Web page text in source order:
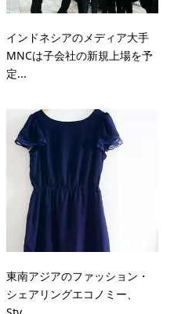
インドネシアのメディア大手
MNCは子会社の新規上場を予
定...
東南アジアのファッション・
シェアリングエコノミー、